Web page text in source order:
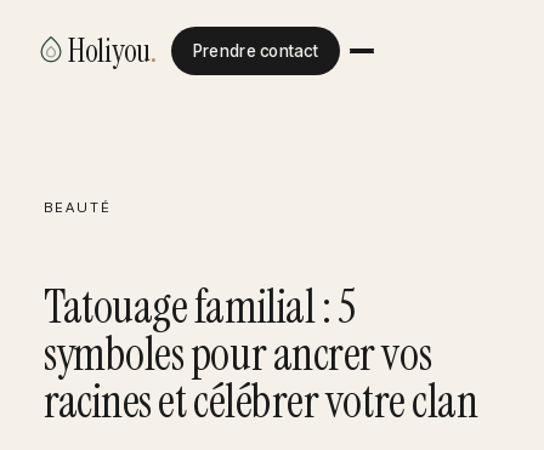
Holiyou. Prendre contact
BEAUTÉ
Tatouage familial : 5
symboles pour ancrer vos
racines et célébrer votre clan